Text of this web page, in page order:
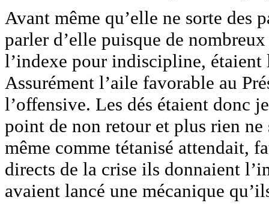
Avant même qu’elle ne sorte
parler d’elle puisque de
l’indexe pour indiscipline, étaient
Assurément l’aile favorable au
l’offensive. Les dés étaient donc
point de non retour et plus rien
même comme tétanisé attendait,
directs de la crise ils donnaient
avaient lancé une mécanique